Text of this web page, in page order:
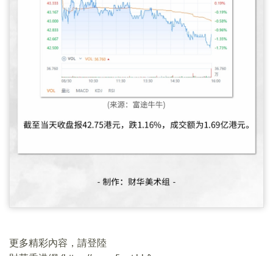
更多精彩內容，請登陸